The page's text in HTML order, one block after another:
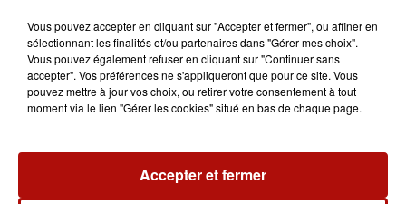
7 août 2026
Le Jardin des plantes veut devenir Jardin
botanique
Vous pouvez accepter en cliquant sur "Accepter et fermer", ou affiner en
sélectionnant les finalités et/ou partenaires dans "Gérer mes choix".
Vous pouvez également refuser en cliquant sur "Continuer sans
accepter". Vos préférences ne s'appliqueront que pour ce site. Vous
pouvez mettre à jour vos choix, ou retirer votre consentement à tout
moment via le lien "Gérer les cookies" situé en bas de chaque page.
Accepter et fermer